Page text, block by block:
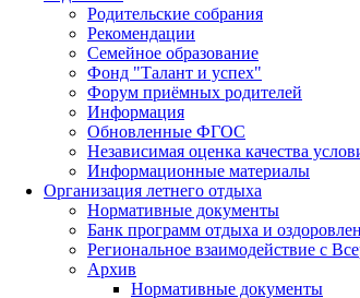
Родительские собрания
Рекомендации
Семейное образование
Фонд "Талант и успех"
Форум приёмных родителей
Информация
Обновленные ФГОС
Независимая оценка качества
Информационные материалы
Организация летнего отдыха
Нормативные документы
Банк программ отдыха и
Региональное взаимодействие с
Архив
Нормативные документы